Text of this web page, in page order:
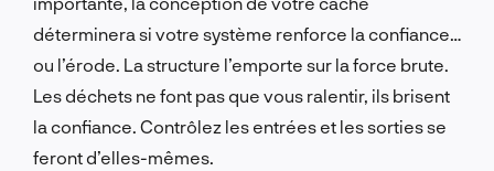
déterminera si votre système renforce la confiance…
ou l’érode. La structure l’emporte sur la force brute.
Les déchets ne font pas que vous ralentir, ils brisent
la confiance. Contrôlez les entrées et les sorties se
feront d’elles-mêmes.